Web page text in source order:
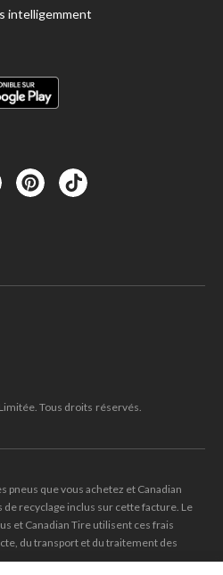
intelligemment
Tous droits réservés.
que vous achetez et Canadian
recyclage inclus sur cette facture. Le
et Canadian Tire utilisent ces frais
du transport et du traitement des